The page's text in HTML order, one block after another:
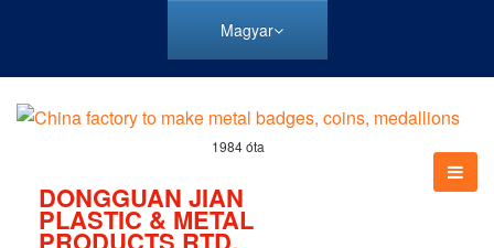
Magyar
1984 óta
DONGGUAN JIAN
PLASTIC & METAL